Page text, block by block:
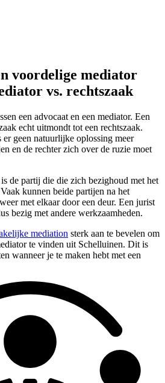
voordelige mediator
vs. rechtszaak
een advocaat en een mediator. Een
echt uitmondt tot een rechtszaak.
geen natuurlijke oplossing meer
en de rechter zich over de ruzie moet
de partij die die zich bezighoud met het
kunnen beide partijen na het
met elkaar door een deur. Een jurist
bezig met andere werkzaamheden.
mediation sterk aan te bevelen om
te vinden uit Schelluinen. Dit is
wanneer je te maken hebt met een